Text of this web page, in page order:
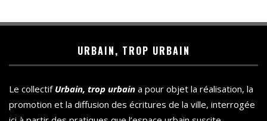
URBAIN, TROP URBAIN
Le collectif Urbain, trop urbain a pour objet la réalisation, la
promotion et la diffusion des écritures de la ville, interrogée